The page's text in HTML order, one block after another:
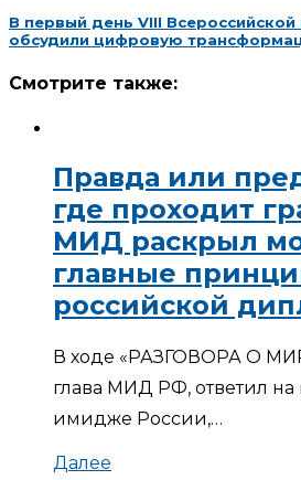
В первый день VIII
обсудили цифровую
Смотрите также:
Правда или
где проходит
МИД раскрыл
главные
российской
В ходе «РАЗГОВОРА О
глава МИД РФ, ответил на
имидже России,…
Далее